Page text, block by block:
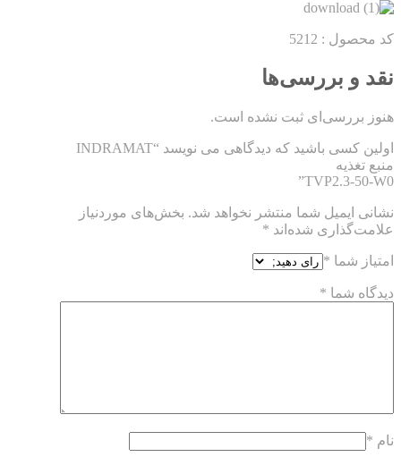
کد محصول : 5212
نقد و بررسی‌ها
هنوز بررسی‌ای ثبت نشده است.
اولین کسی باشید که دیدگاهی می نویسد “INDRAMAT
منبع تغذیه
TVP2.3-50-W0”
نشانی ایمیل شما منتشر نخواهد شد. بخش‌های موردنیاز
علامت‌گذاری شده‌اند *
امتیاز شما *
دیدگاه شما *
نام *